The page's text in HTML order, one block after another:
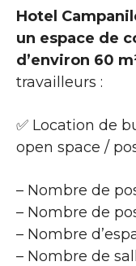
Hotel
un espace de
d’environ 60
travailleurs :
✅ Location de
open space /
– Nombre de
– Nombre de
– Nombre
– Nombre de